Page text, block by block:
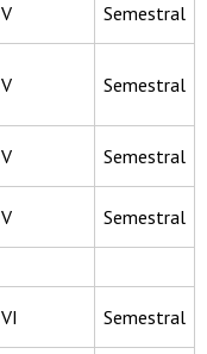
V Semestral
V Semestral
V Semestral
V Semestral
VI Semestral